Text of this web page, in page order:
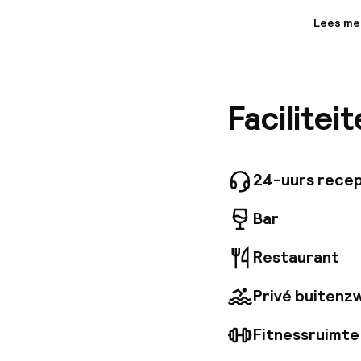
uniek
Lees
24-uurs
Bar
Restaurant
Privé